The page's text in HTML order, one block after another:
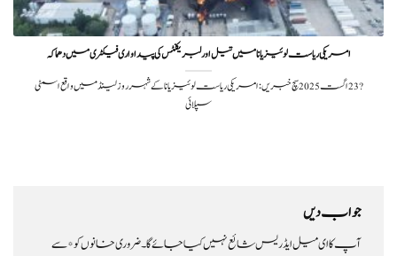
امریکی ریاست لوئیزیانا میں تیل اور لبریکنٹس کی پیداواری فیکٹری میں دھماکہ
?️ 23 اگست 2025سچ خبریں: امریکی ریاست لوئیزیانا کے شہر روزلینڈ میں واقع اسمٹی
سپلائی
جواب دیں
آپ کا ای میل ایڈریس شائع نہیں کیا جائے گا۔ضروری خانوں کو*سے